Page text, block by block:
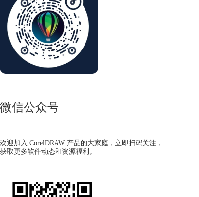
微信公众号
欢迎加入 CorelDRAW 产品的大家庭，立即扫码关注，
获取更多软件动态和资源福利。